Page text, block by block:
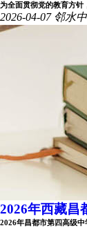
为全面贯彻党的教育方针
2026-04-07 邻水
2026年西藏昌
2026年昌都市第四高级